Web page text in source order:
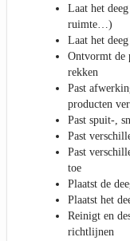
Laat het
ruimte…)
Laat het
Ontvormt de
rekken
Past
producten
Past spuit-,
Past
Past
toe
Plaatst de
Plaatst het
Reinigt en
richtlijnen